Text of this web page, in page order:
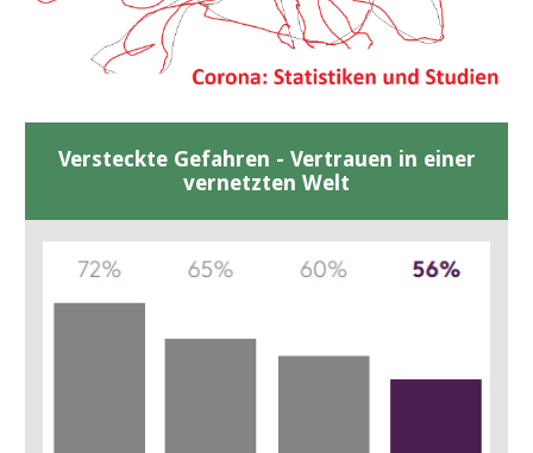
Versteckte Gefahren - Vertrauen in einer
vernetzten Welt